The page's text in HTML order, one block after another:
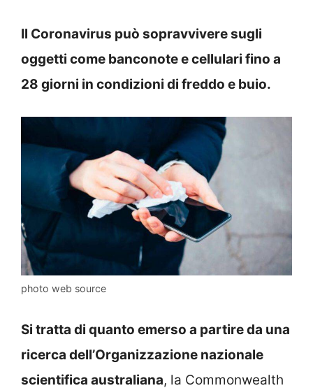
Il Coronavirus può sopravvivere sugli
oggetti come banconote e cellulari fino a
28 giorni in condizioni di freddo e buio.
photo web source
Si tratta di quanto emerso a partire da una
ricerca dell’Organizzazione nazionale
scientifica australiana, la Commonwealth